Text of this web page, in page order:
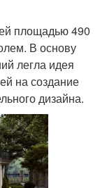
площадью 490
В основу
легла идея
на создание
дизайна.